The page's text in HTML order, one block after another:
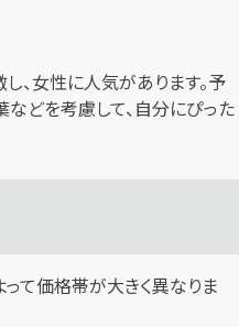
、女性に人気があります。予
などを考慮して、自分にぴった
て価格帯が大きく異なりま